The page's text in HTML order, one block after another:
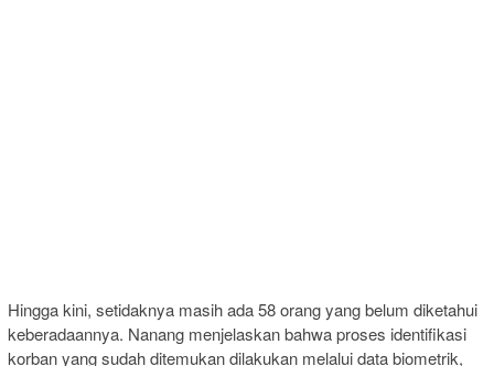
Hingga kini, setidaknya masih ada 58 orang yang belum diketahui
keberadaannya. Nanang menjelaskan bahwa proses identifikasi
korban yang sudah ditemukan dilakukan melalui data biometrik,